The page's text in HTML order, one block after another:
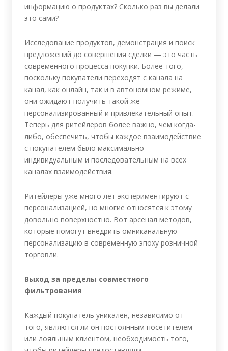
информацию о продуктах? Сколько раз вы делали
это сами?
Исследование продуктов, демонстрация и поиск
предложений до совершения сделки — это часть
современного процесса покупки. Более того,
поскольку покупатели переходят с канала на
канал, как онлайн, так и в автономном режиме,
они ожидают получить такой же
персонализированный и привлекательный опыт.
Теперь для ритейлеров более важно, чем когда-
либо, обеспечить, чтобы каждое взаимодействие
с покупателем было максимально
индивидуальным и последовательным на всех
каналах взаимодействия.
Ритейлеры уже много лет экспериментируют с
персонализацией, но многие относятся к этому
довольно поверхностно. Вот арсенал методов,
которые помогут внедрить омниканальную
персонализацию в современную эпоху розничной
торговли.
Выход за пределы совместного
фильтрования
Каждый покупатель уникален, независимо от
того, являются ли он постоянным посетителем
или лояльным клиентом, необходимость того,